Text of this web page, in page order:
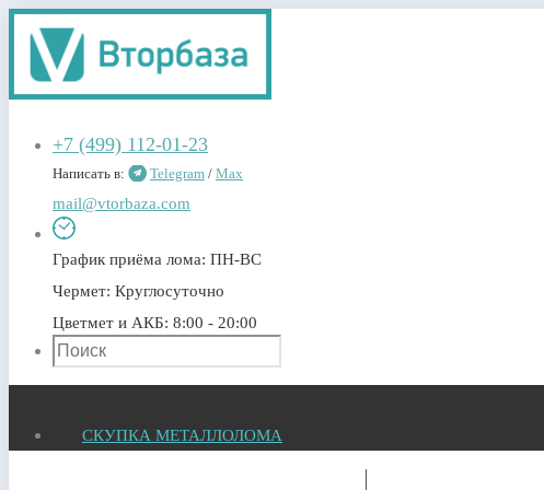
+7 (499) 112-01-23
Написать в: Telegram / Max
mail@vtorbaza.com
График приёма лома: ПН-ВС
Чермет: Круглосуточно
Цветмет и АКБ: 8:00 - 20:00
СКУПКА МЕТАЛЛОЛОМА